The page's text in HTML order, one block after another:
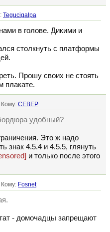
Tegucigalpa
в голове. Дикими и
столкнуть с платформы
Прошу своих не стоять
плакате.
Кому: CEBEP
удобный?
Это ж надо
знак 4.5.4 и 4.5.5, глянуть
и только после этого
Кому: Fosnet
- домочадцы запрещают